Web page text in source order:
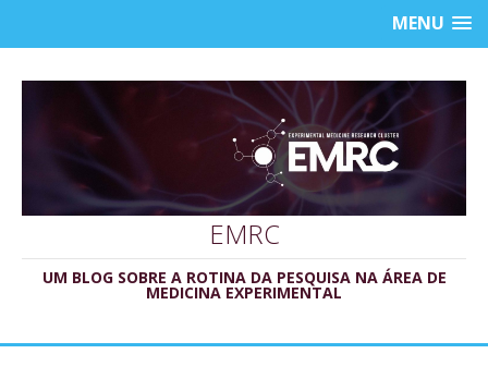
MENU
EMRC
UM BLOG SOBRE A ROTINA DA PESQUISA NA ÁREA DE
MEDICINA EXPERIMENTAL